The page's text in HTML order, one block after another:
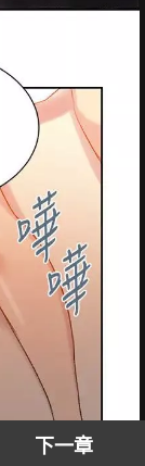
下一章